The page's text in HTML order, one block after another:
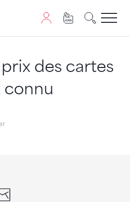
wird JavaScript benötigt.
prix des cartes
connu